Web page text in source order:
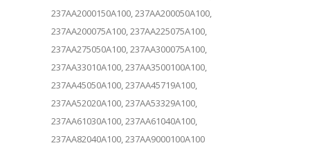
237AA2000150A100, 237AA200050A100,
237AA200075A100, 237AA225075A100,
237AA275050A100, 237AA300075A100,
237AA33010A100, 237AA3500100A100,
237AA45050A100, 237AA45719A100,
237AA52020A100, 237AA53329A100,
237AA61030A100, 237AA61040A100,
237AA82040A100, 237AA9000100A100